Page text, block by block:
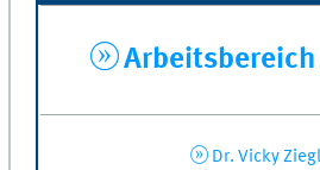
Dr. Vicky